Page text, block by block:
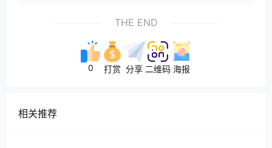
THE END
0 打赏 分享 二维码 海报
相关推荐